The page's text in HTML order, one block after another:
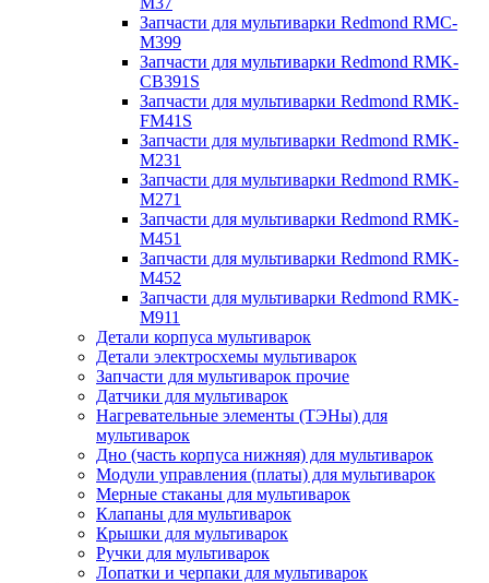
Запчасти для мультиварки Redmond RMC-
M399
Запчасти для мультиварки Redmond RMK-
CB391S
Запчасти для мультиварки Redmond RMK-
FM41S
Запчасти для мультиварки Redmond RMK-
M231
Запчасти для мультиварки Redmond RMK-
M271
Запчасти для мультиварки Redmond RMK-
M451
Запчасти для мультиварки Redmond RMK-
M452
Запчасти для мультиварки Redmond RMK-
M911
Детали корпуса мультиварок
Детали электросхемы мультиварок
Запчасти для мультиварок прочие
Датчики для мультиварок
Нагревательные элементы (ТЭНы) для
мультиварок
Дно (часть корпуса нижняя) для мультиварок
Модули управления (платы) для мультиварок
Мерные стаканы для мультиварок
Клапаны для мультиварок
Крышки для мультиварок
Ручки для мультиварок
Лопатки и черпаки для мультиварок